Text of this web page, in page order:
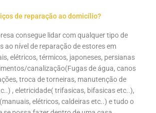
de reparação ao domicílio?
consegue lidar com qualquer tipo de
ao nível de reparação de estores em
elétricos, térmicos, japoneses, persianas
canalização(Fugas de água, canos
troca de torneiras, manutenção de
, eletricidade( trifasicas, bifasicas etc..),
elétricos, caldeiras etc..) e tudo o